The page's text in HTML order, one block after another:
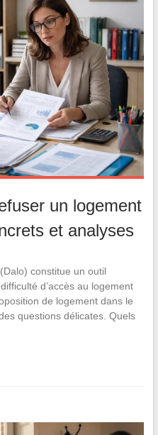
un logement
et analyses
constitue un outil
d’accès au logement
de logement dans le
questions délicates. Quels